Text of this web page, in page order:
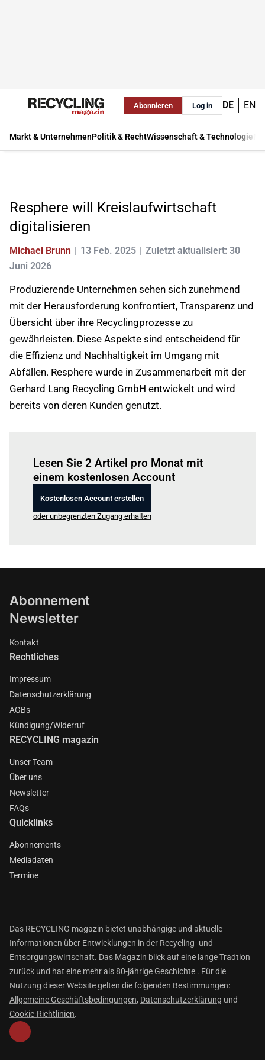
Abonnieren Log in DE EN
Markt & UnternehmenPolitik & RechtWissenschaft & Technologie
Resphere will Kreislaufwirtschaft
digitalisieren
Michael Brunn 13 Feb. 2025
Zuletzt aktualisiert: 30
Juni 2026
Produzierende Unternehmen sehen sich zunehmend
mit der Herausforderung konfrontiert, Transparenz und
Übersicht über ihre Recyclingprozesse zu
gewährleisten. Diese Aspekte sind entscheidend für
die Effizienz und Nachhaltigkeit im Umgang mit
Abfällen. Resphere wurde in Zusammenarbeit mit der
Gerhard Lang Recycling GmbH entwickelt und wird
bereits von deren Kunden genutzt.
Lesen Sie 2 Artikel pro Monat mit
einem kostenlosen Account
Kostenlosen Account erstellen
oder unbegrenzten Zugang erhalten
Abonnement
Newsletter
Kontakt
Rechtliches
Impressum
Datenschutzerklärung
AGBs
Kündigung/Widerruf
RECYCLING magazin
Unser Team
Über uns
Newsletter
FAQs
Quicklinks
Abonnements
Mediadaten
Termine
Das RECYCLING magazin bietet unabhängige und aktuelle
Informationen über Entwicklungen in der Recycling- und
Entsorgungswirtschaft. Das Magazin blick auf eine lange Tradtion
zurück und hat eine mehr als80-jährige Geschichte . Für die
Nutzung dieser Website gelten die folgenden Bestimmungen:
Allgemeine Geschäftsbedingungen, Datenschutzerklärung und
Cookie-Richtlinien.